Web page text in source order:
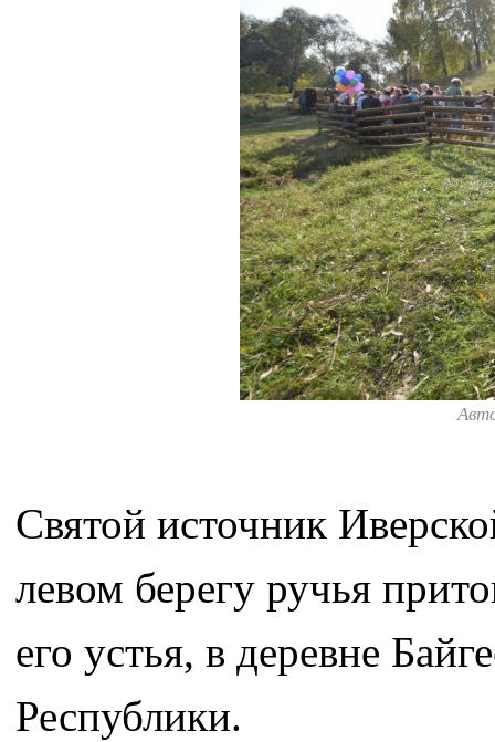
Святой источник
левом берегу ручья
его устья, в деревне
Республики.